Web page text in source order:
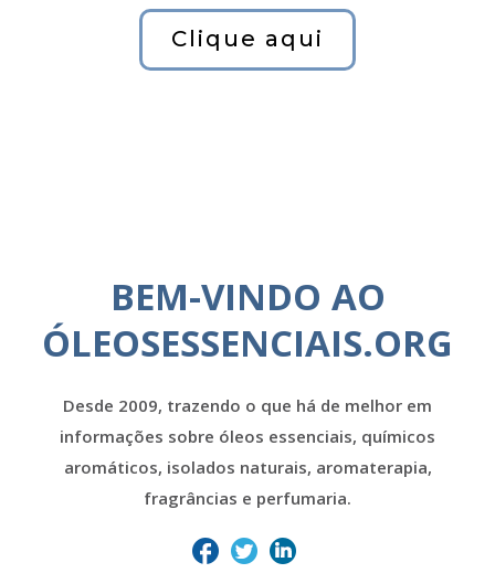
Clique aqui
BEM-VINDO AO
ÓLEOSESSENCIAIS.ORG
Desde 2009, trazendo o que há de melhor em
informações sobre óleos essenciais, químicos
aromáticos, isolados naturais, aromaterapia,
fragrâncias e perfumaria.